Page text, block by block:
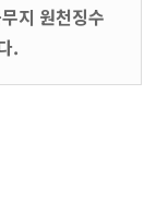
지 원천징수
.